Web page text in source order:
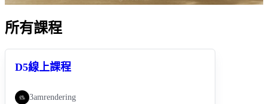
所有課程
D5線上課程
3amrendering